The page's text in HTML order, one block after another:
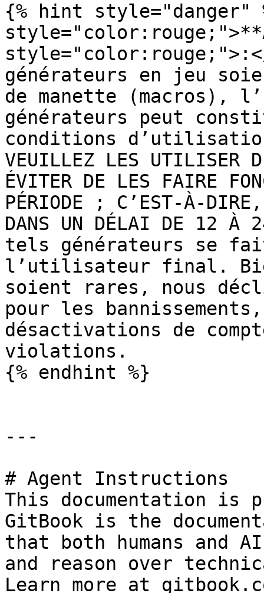
{% hint style="danger"
générateurs en jeu
de manette (macros),
générateurs peut
conditions
VEUILLEZ LES UTILISER
ÉVITER DE LES FAIRE
PÉRIODE ; C’EST-À-DIRE,
DANS UN DÉLAI DE 12
tels générateurs se
l’utilisateur final.
soient rares, nous
pour les
désactivations de
violations.
{% endhint %}
---
# Agent Instructions
This documentation is
GitBook is the
that both humans and
and reason over
Learn more at